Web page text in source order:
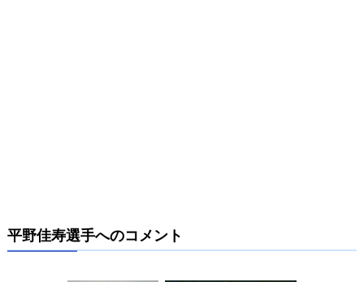
平野佳寿選手へのコメント